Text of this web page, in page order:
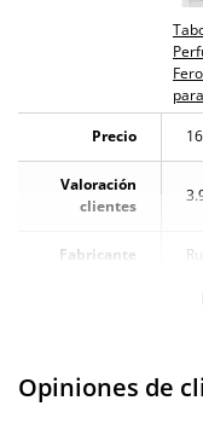
Producto
original
¿Cuándo lo
recibo?
Precio
Valoración
clientes
Fabricante
Opiniones de